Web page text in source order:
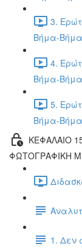
3.
Βήμα-
4.
Βήμα-
5.
Βήμα-
ΚΕΦΑΛΑΙΟ
ΦΩΤΟΓΡΑΦΙΚΗ
1. Δεν